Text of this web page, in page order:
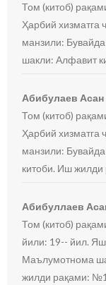
Том (китоб)
Ҳарбий хизматга
манзили:
шакли: Алфавит
Абибулаев Асан
Том (китоб)
Ҳарбий хизматга
манзили:
китоби. Иш
Абибуллаев
Том (китоб)
йили: 19-- йил.
Маълумотнома
жилди рақами: